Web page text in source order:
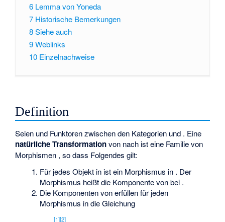
6 Lemma von Yoneda
7 Historische Bemerkungen
8Siehe auch
9Weblinks
10 Einzelnachweise
Definition
Seien und Funktoren zwischen den Kategorien und . Eine
natürliche Transformation von nach ist eine Familie von
Morphismen , so dass Folgendes gilt:
Für jedes Objekt in istein Morphismus in . Der
Morphismus heißt die Komponente vonbei .
Die Komponenten vonerfüllen für jeden
Morphismus indie Gleichung
[1][2]